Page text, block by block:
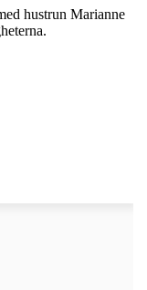
hustrun Marianne